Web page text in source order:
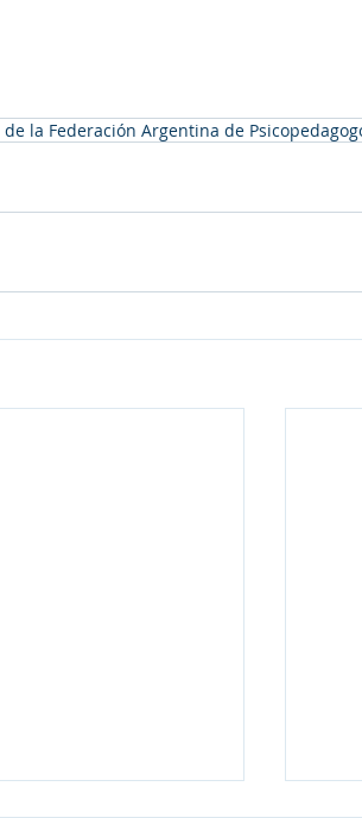
de la Federación Argentina de